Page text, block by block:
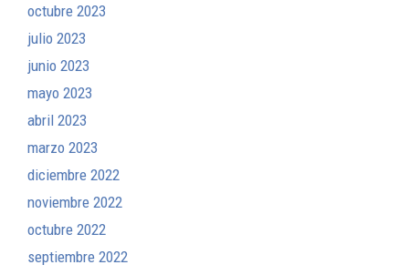
octubre 2023
julio 2023
junio 2023
mayo 2023
abril 2023
marzo 2023
diciembre 2022
noviembre 2022
octubre 2022
septiembre 2022